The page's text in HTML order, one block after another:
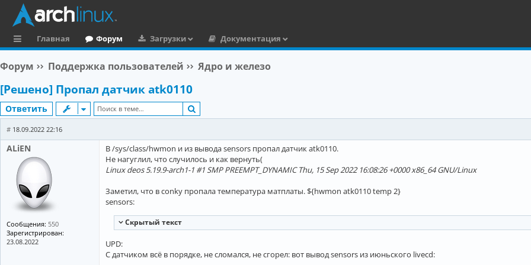
ы
л
к
и
Главная Форум Загрузки
Документация
Форум Поддержка пользователей Ядро и железо
[Решено] Пропал датчик atk0110
Ответить
ALiEN
Сообщения: 550
Зарегистрирован:
23.08.2022
# 18.09.2022 22:16
B /sys/class/hwmon и из вывода sensors пропал датчик atk0110.
Не нагуглил, что случилось и как вернуть(
Linux deos 5.19.9-arch1-1 #1 SMP PREEMPT_DYNAMIC Thu, 15 Sep 2022 16:08:26 +0000 x86_64 GNU/Linux
Заметил, что в conky пропала температура матплаты. ${hwmon atk0110 temp 2}
sensors:
Cкрытый текст
UPD:
C датчиком всё в порядке, не сломался, не сгорел: вот вывод sensors из июньского livecd: